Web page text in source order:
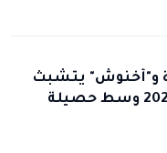
و"أخنوش" يتشبث
بإطلاق قانون مالية 2027 وسط حصيلة